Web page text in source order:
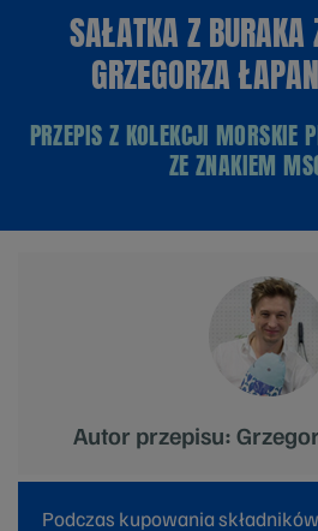
SAŁATKA Z BURAKA
GRZEGORZA
PRZEPIS Z KOLEKCJI MORSKIE
ZE ZNAKIEM
Autor przepisu:
Podczas kupowania